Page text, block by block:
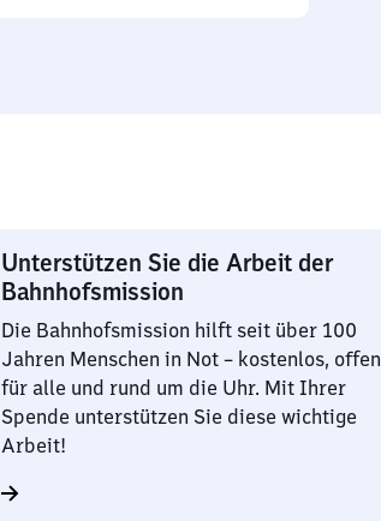
Unterstützen Sie die Arbeit der
Bahnhofsmission
Die Bahnhofsmission hilft seit über 100
Jahren Menschen in Not – kostenlos, offen
für alle und rund um die Uhr. Mit Ihrer
Spende unterstützen Sie diese wichtige
Arbeit!